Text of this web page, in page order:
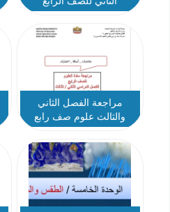
مراجعة الفصل الثاني
والثالث علوم صف رابع